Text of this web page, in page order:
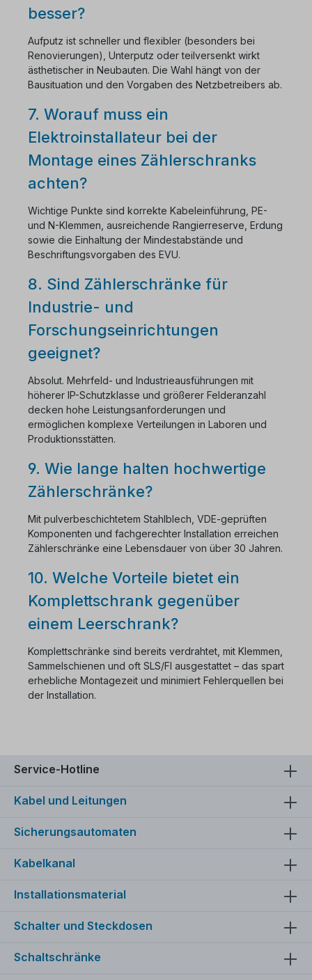
besser?
Aufputz ist schneller und flexibler (besonders bei
Renovierungen), Unterputz oder teilversenkt wirkt
ästhetischer in Neubauten. Die Wahl hängt von der
Bausituation und den Vorgaben des Netzbetreibers ab.
7. Worauf muss ein
Elektroinstallateur bei der
Montage eines Zählerschranks
achten?
Wichtige Punkte sind korrekte Kabeleinführung, PE-
und N-Klemmen, ausreichende Rangierreserve, Erdung
sowie die Einhaltung der Mindestabstände und
Beschriftungsvorgaben des EVU.
8. Sind Zählerschränke für
Industrie- und
Forschungseinrichtungen
geeignet?
Absolut. Mehrfeld- und Industrieausführungen mit
höherer IP-Schutzklasse und größerer Felderanzahl
decken hohe Leistungsanforderungen und
ermöglichen komplexe Verteilungen in Laboren und
Produktionsstätten.
9. Wie lange halten hochwertige
Zählerschränke?
Mit pulverbeschichtetem Stahlblech, VDE-geprüften
Komponenten und fachgerechter Installation erreichen
Zählerschränke eine Lebensdauer von über 30 Jahren.
10. Welche Vorteile bietet ein
Komplettschrank gegenüber
einem Leerschrank?
Komplettschränke sind bereits verdrahtet, mit Klemmen,
Sammelschienen und oft SLS/FI ausgestattet – das spart
erhebliche Montagezeit und minimiert Fehlerquellen bei
der Installation.
Service-Hotline
Kabel und Leitungen
Sicherungsautomaten
Kabelkanal
Installationsmaterial
Schalter und Steckdosen
Schaltschränke